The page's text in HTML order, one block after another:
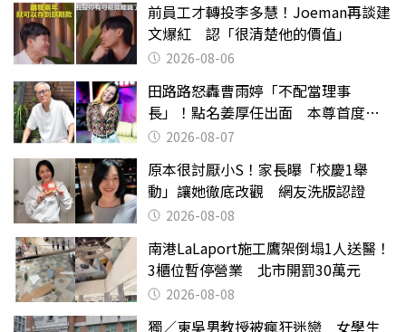
前員工才轉投李多慧！Joeman再談建
文爆紅 認「很清楚他的價值」
2026-08-06
田路路怒轟曹雨婷「不配當理事
長」！點名姜厚任出面 本尊首度回
應了2026-08-07
原本很討厭小S！家長曝「校慶1舉
動」讓她徹底改觀 網友洗版認證
2026-08-08
南港LaLaport施工鷹架倒塌1人送醫！
3櫃位暫停營業 北市開罰30萬元
2026-08-08
獨／東吳男教授被瘋狂迷戀 女學生